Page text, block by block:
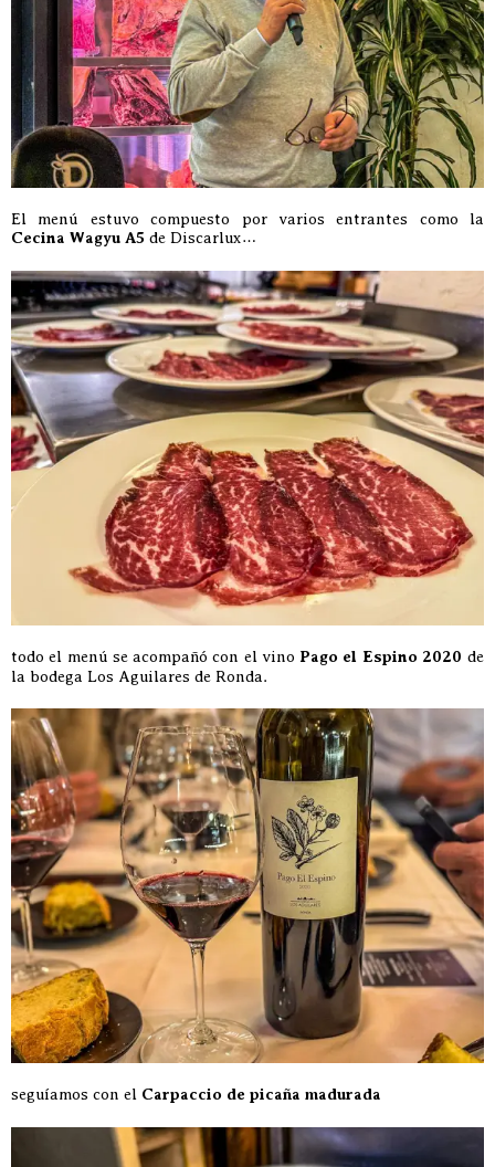
El menú estuvo compuesto por varios entrantes como la
Cecina Wagyu A5 de Discarlux…
todo el menú se acompañó con el vino Pago el Espino 2020 de
la bodega Los Aguilares de Ronda.
seguíamos con el Carpaccio de picaña madurada